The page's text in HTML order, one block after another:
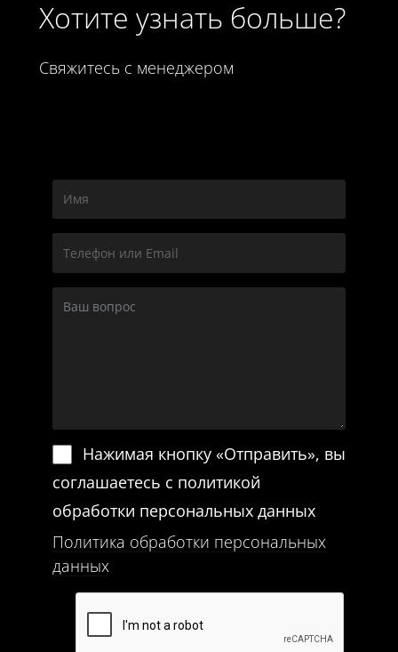
Хотите узнать больше?
Свяжитесь с менеджером
Нажимая кнопку «Отправить», вы
соглашаетесь с политикой
обработки персональных данных
Политика обработки персональных
данных